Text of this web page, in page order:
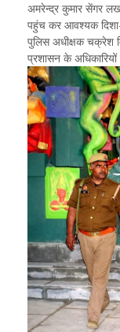
अमरेन्द्र कुमार सेंगर
पहुंच कर आवश्यक दिशा-
पुलिस अधीक्षक चक्रेश
प्रशासन के अधिकारियों